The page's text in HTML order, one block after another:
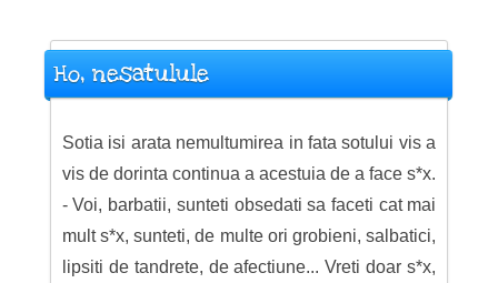
Ho, nesatulule
Sotia isi arata nemultumirea in fata sotului vis a
vis de dorinta continua a acestuia de a face s*x.
- Voi, barbatii, sunteti obsedati sa faceti cat mai
mult s*x, sunteti, de multe ori grobieni, salbatici,
lipsiti de tandrete, de afectiune... Vreti doar s*x,